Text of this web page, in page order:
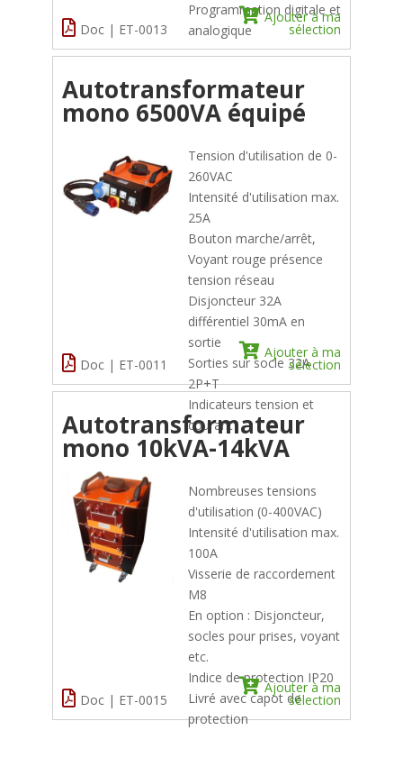
Programmation digitale et
analogique
Ajouter à ma
sélection
Doc | ET-0013
Autotransformateur
mono 6500VA équipé
Tension d'utilisation de 0-
260VAC
Intensité d'utilisation max.
25A
Bouton marche/arrêt,
Voyant rouge présence
tension réseau
Disjoncteur 32A
différentiel 30mA en
sortie
Sorties sur socle 32A
2P+T
Indicateurs tension et
courant
Ajouter à ma
sélection
Doc | ET-0011
Autotransformateur
mono 10kVA-14kVA
Nombreuses tensions
d'utilisation (0-400VAC)
Intensité d'utilisation max.
100A
Visserie de raccordement
M8
En option : Disjoncteur,
socles pour prises, voyant
etc.
Indice de protection IP20
Livré avec capot de
protection
Ajouter à ma
sélection
Doc | ET-0015